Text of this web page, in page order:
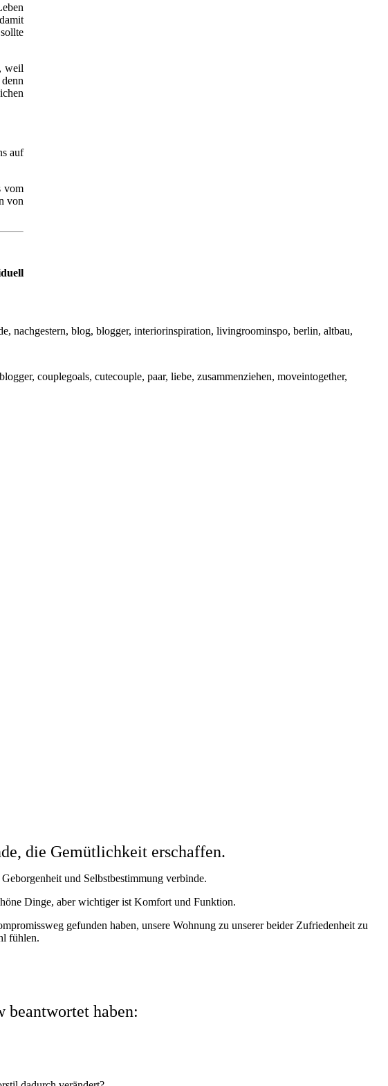
weil
auf
vom
von
die Gemütlichkeit erschaffen.
und Selbstbestimmung verbinde.
Dinge, aber wichtiger ist Komfort und Funktion.
gefunden haben, unsere Wohnung zu unserer beider Zufriedenheit zu
fühlen.
haben: